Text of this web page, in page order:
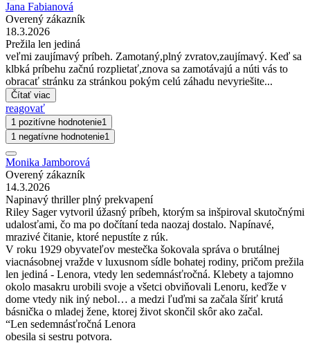
Jana Fabianová
Overený zákazník
18.3.2026
Prežila len jediná
veľmi zaujímavý príbeh. Zamotaný,plný zvratov,zaujímavý. Keď sa
klbká príbehu začnú rozplietať,znova sa zamotávajú a núti vás to
obracať stránku za stránkou pokým celú záhadu nevyriešite...
Čítať viac
reagovať
1 pozitívne hodnotenie1
1 negatívne hodnotenie1
Monika Jamborová
Overený zákazník
14.3.2026
Napinavý thriller plný prekvapení
Riley Sager vytvoril úžasný príbeh, ktorým sa inšpiroval skutočnými
udalosťami, čo ma po dočítaní teda naozaj dostalo. Napínavé,
mrazivé čitanie, ktoré nepustíte z rúk.
V roku 1929 obyvateľov mestečka šokovala správa o brutálnej
viacnásobnej vražde v luxusnom sídle bohatej rodiny, pričom prežila
len jediná - Lenora, vtedy len sedemnásťročná. Klebety a tajomno
okolo masakru urobili svoje a všetci obviňovali Lenoru, keďže v
dome vtedy nik iný nebol… a medzi ľuďmi sa začala šíriť krutá
básnička o mladej žene, ktorej život skončil skôr ako začal.
“Len sedemnásťročná Lenora
obesila si sestru potvora.